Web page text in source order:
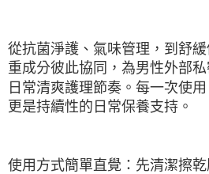
從抗菌淨護、氣味管理，到舒
重成分彼此協同，為男性外部
日常清爽護理節奏。每一次使
更是持續性的日常保養支持。
使用方式簡單直覺：先清潔擦